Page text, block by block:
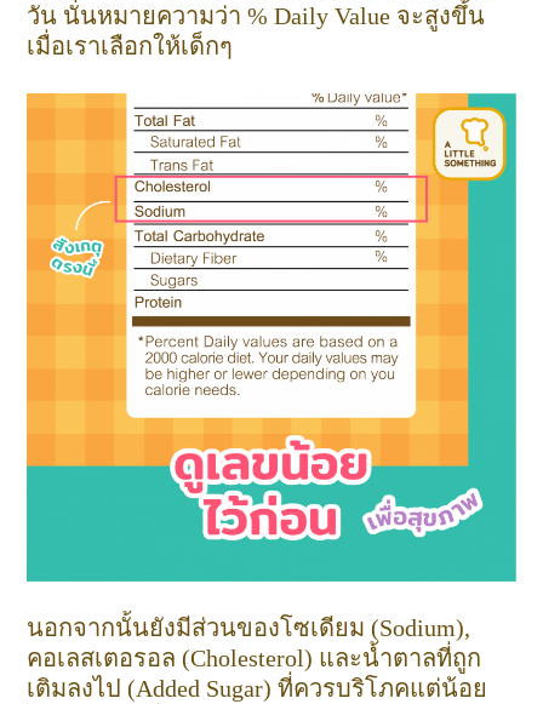
วัน นั่นหมายความว่า % Daily Value จะสูงขึ้น
เมื่อเราเลือกให้เด็กๆ
นอกจากนั้นยังมีส่วนของโซเดียม (Sodium),
คอเลสเตอรอล (Cholesterol) และน้ำตาลที่ถูก
เติมลงไป (Added Sugar) ที่ควรบริโภคแต่น้อย